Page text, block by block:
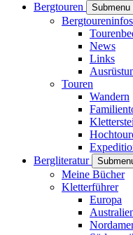
Bergtouren
Submenu
Bergtoureninfos
News
Links
Touren
Wandern
Bergliteratur
Meine Bücher
Kletterführer
Europa